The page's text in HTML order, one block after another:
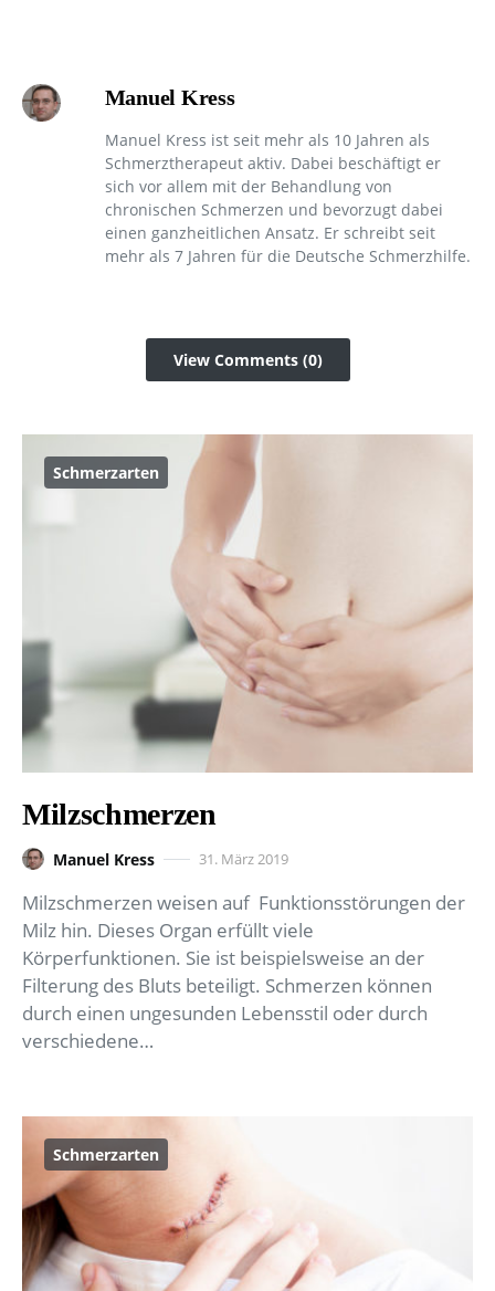
Manuel Kress
Manuel Kress ist seit mehr als 10 Jahren als
Schmerztherapeut aktiv. Dabei beschäftigt er
sich vor allem mit der Behandlung von
chronischen Schmerzen und bevorzugt dabei
einen ganzheitlichen Ansatz. Er schreibt seit
mehr als 7 Jahren für die Deutsche Schmerzhilfe.
View Comments (0)
Schmerzarten
Milzschmerzen
Manuel Kress 31. März 2019
Milzschmerzen weisen auf Funktionsstörungen der
Milz hin. Dieses Organ erfüllt viele
Körperfunktionen. Sie ist beispielsweise an der
Filterung des Bluts beteiligt. Schmerzen können
durch einen ungesunden Lebensstil oder durch
verschiedene…
Schmerzarten